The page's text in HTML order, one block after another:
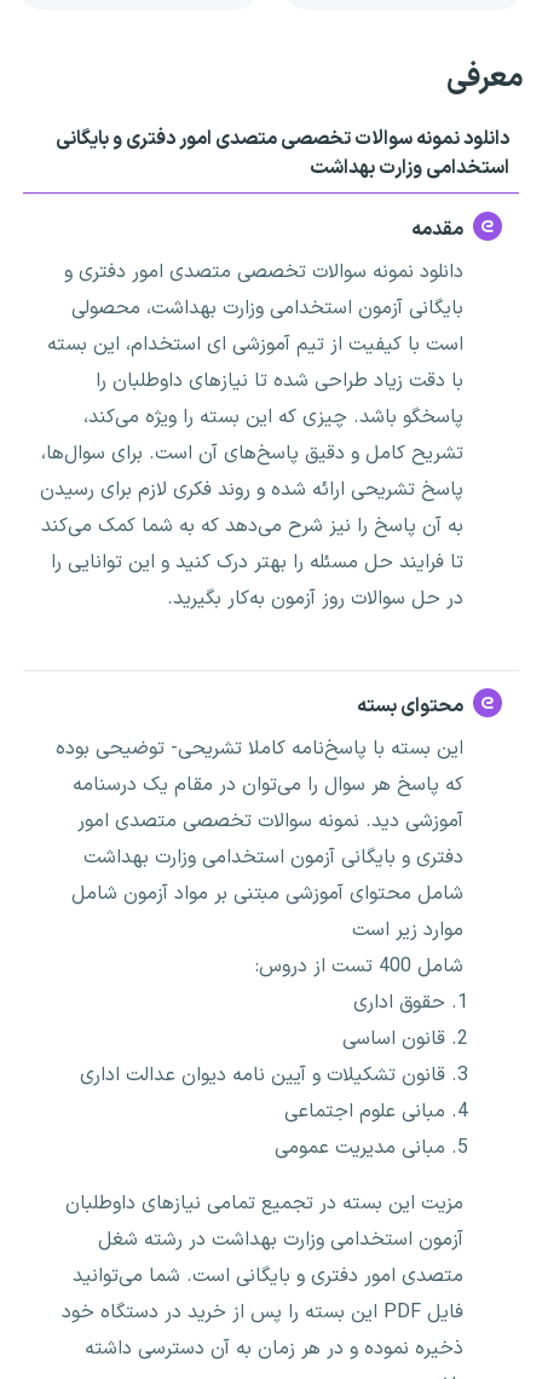
معرفی
دانلود نمونه سوالات تخصصی متصدی امور دفتری و بایگانی
استخدامی وزارت بهداشت
مقدمه
دانلود نمونه سوالات تخصصی متصدی امور دفتری و
بایگانی آزمون استخدامی وزارت بهداشت، محصولی
است با کیفیت از تیم آموزشی ای استخدام، این بسته
با دقت زیاد طراحی شده تا نیازهای داوطلبان را
پاسخگو باشد. چیزی که این بسته را ویژه می‌کند،
تشریح کامل و دقیق پاسخ‌های آن است. برای سوال‌ها،
پاسخ تشریحی ارائه شده و روند فکری لازم برای رسیدن
به آن پاسخ را نیز شرح می‌دهد که به شما کمک می‌کند
تا فرایند حل مسئله را بهتر درک کنید و این توانایی را
در حل سوالات روز آزمون به‌کار بگیرید.
محتوای بسته
این بسته با پاسخ‌نامه کاملا تشریحی- توضیحی بوده
که پاسخ هر سوال را می‌توان در مقام یک درسنامه
آموزشی دید. نمونه سوالات تخصصی متصدی امور
دفتری و بایگانی آزمون استخدامی وزارت بهداشت
شامل محتوای آموزشی مبتنی بر مواد آزمون شامل
موارد زیر است
شامل 400 تست از دروس:
حقوق اداری
قانون اساسی
قانون تشکیلات و آیین نامه دیوان عدالت اداری
مبانی علوم اجتماعی
مبانی مدیریت عمومی
مزیت این بسته در تجمیع تمامی نیازهای داوطلبان
آزمون استخدامی وزارت بهداشت در رشته شغل
متصدی امور دفتری و بایگانی است. شما می‌توانید
فایل PDF این بسته را پس از خرید در دستگاه خود
ذخیره نموده و در هر زمان به آن دسترسی داشته